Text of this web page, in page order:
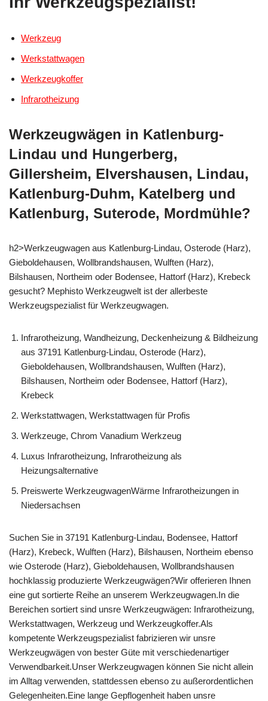
Werkzeug
Werkstattwagen
Werkzeugkoffer
Infrarotheizung
Werkzeugwägen in Katlenburg-
Lindau und Hungerberg,
Gillersheim, Elvershausen, Lindau,
Katlenburg-Duhm, Katelberg und
Katlenburg, Suterode, Mordmühle?
h2>Werkzeugwagen aus Katlenburg-Lindau, Osterode (Harz),
Gieboldehausen, Wollbrandshausen, Wulften (Harz),
Bilshausen, Northeim oder Bodensee, Hattorf (Harz), Krebeck
gesucht? Mephisto Werkzeugwelt ist der allerbeste
Werkzeugspezialist für Werkzeugwagen.
Infrarotheizung, Wandheizung, Deckenheizung & Bildheizung
aus 37191 Katlenburg-Lindau, Osterode (Harz),
Gieboldehausen, Wollbrandshausen, Wulften (Harz),
Bilshausen, Northeim oder Bodensee, Hattorf (Harz),
Krebeck
Werkstattwagen, Werkstattwagen für Profis
Werkzeuge, Chrom Vanadium Werkzeug
Luxus Infrarotheizung, Infrarotheizung als
Heizungsalternative
Preiswerte WerkzeugwagenWärme Infrarotheizungen in
Niedersachsen
Suchen Sie in 37191 Katlenburg-Lindau, Bodensee, Hattorf
(Harz), Krebeck, Wulften (Harz), Bilshausen, Northeim ebenso
wie Osterode (Harz), Gieboldehausen, Wollbrandshausen
hochklassig produzierte Werkzeugwägen?Wir offerieren Ihnen
eine gut sortierte Reihe an unserem Werkzeugwagen.In die
Bereichen sortiert sind unsre Werkzeugwägen: Infrarotheizung,
Werkstattwagen, Werkzeug und Werkzeugkoffer.Als
kompetente Werkzeugspezialist fabrizieren wir unsre
Werkzeugwägen von bester Güte mit verschiedenartiger
Verwendbarkeit.Unser Werkzeugwagen können Sie nicht allein
im Alltag verwenden, stattdessen ebenso zu außerordentlichen
Gelegenheiten.Eine lange Gepflogenheit haben unsre